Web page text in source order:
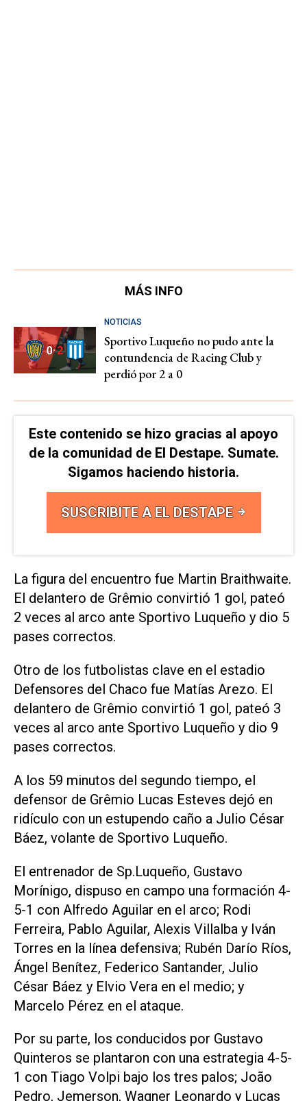
MÁS INFO
NOTICIAS
Sportivo Luqueño no pudo ante la
contundencia de Racing Club y
perdió por 2 a 0
Este contenido se hizo gracias al apoyo
de la comunidad de El Destape. Sumate.
Sigamos haciendo historia.
SUSCRIBITE A EL DESTAPE
La figura del encuentro fue Martin Braithwaite.
El delantero de Grêmio convirtió 1 gol, pateó
2 veces al arco ante Sportivo Luqueño y dio 5
pases correctos.
Otro de los futbolistas clave en el estadio
Defensores del Chaco fue Matías Arezo. El
delantero de Grêmio convirtió 1 gol, pateó 3
veces al arco ante Sportivo Luqueño y dio 9
pases correctos.
A los 59 minutos del segundo tiempo, el
defensor de Grêmio Lucas Esteves dejó en
ridículo con un estupendo caño a Julio César
Báez, volante de Sportivo Luqueño.
El entrenador de Sp.Luqueño, Gustavo
Morínigo, dispuso en campo una formación 4-
5-1 con Alfredo Aguilar en el arco; Rodi
Ferreira, Pablo Aguilar, Alexis Villalba y Iván
Torres en la línea defensiva; Rubén Darío Ríos,
Ángel Benítez, Federico Santander, Julio
César Báez y Elvio Vera en el medio; y
Marcelo Pérez en el ataque.
Por su parte, los conducidos por Gustavo
Quinteros se plantaron con una estrategia 4-5-
1 con Tiago Volpi bajo los tres palos; João
Pedro, Jemerson, Wagner Leonardo y Lucas